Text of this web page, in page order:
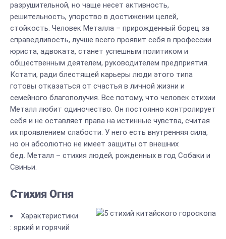
разрушительной, но чаще несет активность,
решительность, упорство в достижении целей,
стойкость. Человек Металла – прирожденный борец за
справедливость, лучше всего проявит себя в профессии
юриста, адвоката, станет успешным политиком и
общественным деятелем, руководителем предприятия.
Кстати, ради блестящей карьеры люди этого типа
готовы отказаться от счастья в личной жизни и
семейного благополучия. Все потому, что человек стихии
Металл любит одиночество. Он постоянно контролирует
себя и не оставляет права на истинные чувства, считая
их проявлением слабости. У него есть внутренняя сила,
но он абсолютно не имеет защиты от внешних
бед. Металл – стихия людей, рожденных в год Собаки и
Свиньи.
Стихия Огня
Характеристики
: яркий и горячий